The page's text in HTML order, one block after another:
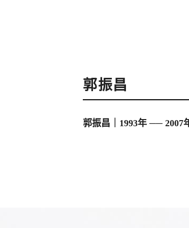
郭振昌
郭振昌｜1993年 ── 2007